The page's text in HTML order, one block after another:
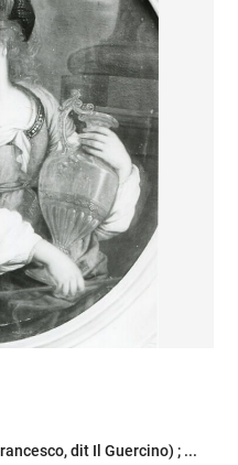
Le Guerchin (Barbieri, Giovanni Francesco, dit Il Guercino) ; ...